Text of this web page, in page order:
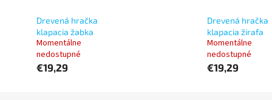
Drevená hračka
klapacia žabka
Momentálne
nedostupné
€19,29
Drevená hračka
klapacia žirafa
Momentálne
nedostupné
€19,29